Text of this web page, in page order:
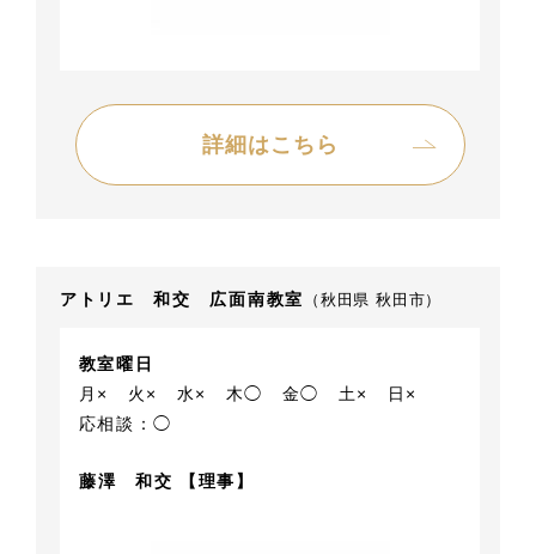
詳細はこちら
アトリエ 和交 広面南教室 （秋田県 秋田市）
教室曜日
月×
火× 水× 木◯ 金◯ 土×
日×
応相談：◯
藤澤 和交 【理事】